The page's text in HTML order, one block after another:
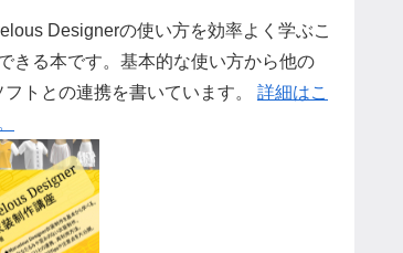
Designerの使い方を効率よく学ぶこ
きる本です。基本的な使い方から他の
フトとの連携を書いています。 詳細はこ